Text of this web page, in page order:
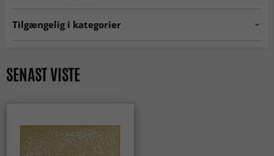
Oprindelse:Belgien.
Tilgængelig i kategorier
Tæpper 200 x 300 cm
SENAST VISTE